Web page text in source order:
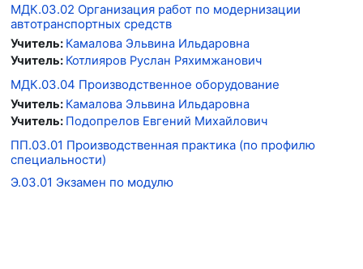
МДК.03.02 Организация работ по модернизации
автотранспортных средств
Учитель: Камалова Эльвина Ильдаровна
Учитель: Котлияров Руслан Ряхимжанович
МДК.03.04 Производственное оборудование
Учитель: Камалова Эльвина Ильдаровна
Учитель: Подопрелов Евгений Михайлович
ПП.03.01 Производственная практика (по профилю
специальности)
Э.03.01 Экзамен по модулю